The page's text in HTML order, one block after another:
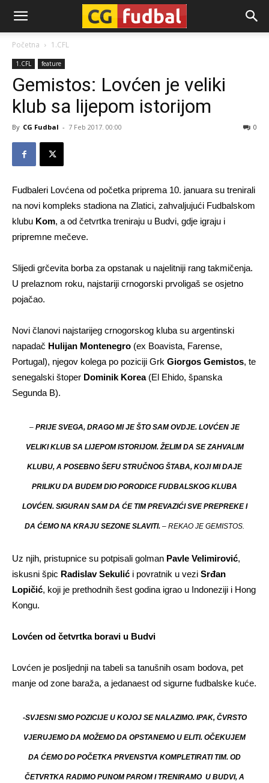
CG-
Fudbal
Početna 1.CFL
1.CFL feature
Gemistos: Lovćen je veliki
klub sa lijepom istorijom
By CG Fudbal - 7 Feb 2017. 00:00 0
Fudbaleri Lovćena od početka priprema 10. januara su trenirali
na novi kompleks stadiona na Zlatici, zahvaljujući Fudbalskom
klubu Kom, a od četvrtka treniraju u Budvi, gdje igraju i
pripremne mečeve.
Slijedi grčevita borba za opstanak u najelitniji rang takmičenja.
U prelaznom roku, najstariji crnogorski prvoligaš se osjetno
pojačao.
Novi članovi najstarijeg crnogorskog kluba su argentinski
napadač Hulijan Montenegro (ex Boavista, Farense,
Portugal), njegov kolega po poziciji Grk Giorgos Gemistos, te
senegalski štoper Dominik Korea(El Ehido, španska
Segunda B).
– PRIJE SVEGA, DRAGO MI JE ŠTO SAM OVDJE. LOVĆEN JE
VELIKI KLUB SA LIJEPOM ISTORIJOM. ŽELIM DA SE ZAHVALIM
KLUBU, A POSEBNO ŠEFU STRUČNOG ŠTABA, KOJI MI DAJE
PRILIKU DA BUDEM DIO PORODICE FUDBALSKOG KLUBA
LOVĆEN. SIGURAN SAM DA ĆE TIM PREVAZIĆI SVE PREPREKE I
DA ĆEMO NA KRAJU SEZONE SLAVITI. – REKAO JE GEMISTOS.
Uz njih, pristupnice su potpisali golman Pavle Velimirović,
iskusni špic Radislav Sekulić i povratnik u vezi Srđan
Lopičić, koji je prethodnih šest godina igrao u Indoneziji i Hong
Kongu.
Lovćen od četvrtka boravi u Budvi
Lovćen je posljednji na tabeli sa tanušnih osam bodova, pet
manje od zone baraža, a jedanaest od sigurne fudbalske kuće.
-SVJESNI SMO POZICIJE U KOJOJ SE NALAZIMO. IPAK, ČVRSTO
VJERUJEMO DA MOŽEMO DA OPSTANEMO U ELITI. OČEKUJEM
DA ĆEMO DO POČETKA PRVENSTVA KOMPLETIRATI TIM. OD
ČETVRTKA RADIMO PUNOM PAROM I TRENIRAMO U BUDVI, A